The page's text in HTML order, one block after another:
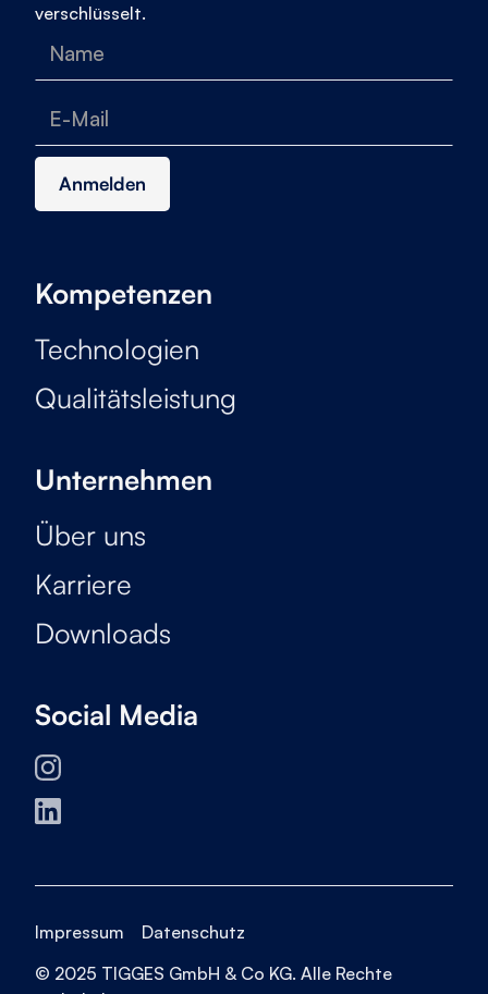
verschlüsselt.
Kompetenzen
Technologien
Qualitätsleistung
Unternehmen
Über uns
Karriere
Downloads
Social Media
© 2025 TIGGES GmbH & Co KG. Alle Rechte
Impressum Datenschutz